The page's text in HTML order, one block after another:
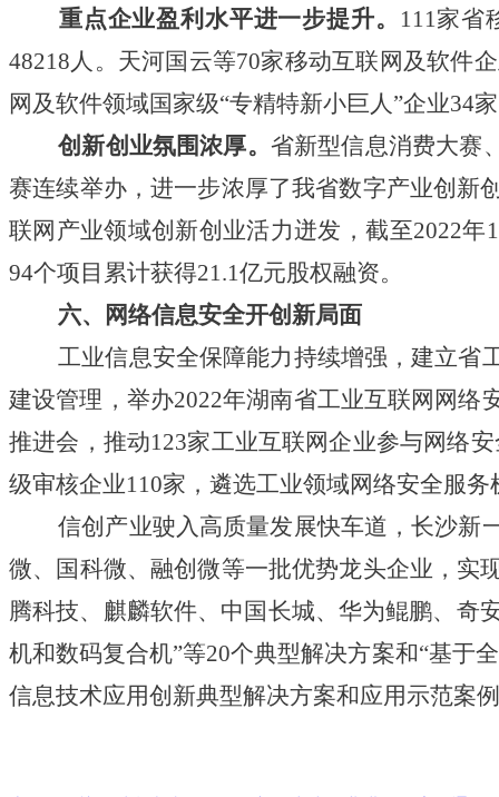
重点企业盈利水平进一步提升。
111家省
48218人。天河国云等70家移动互联网及软件
网及软件领域国家级“专精特新小巨人”企业34
创新创业氛围浓厚。 省新型信息消费大赛
赛连续举办，进一步浓厚了我省数字产业创新
联网产业领域创新创业活力迸发，截至2022年
94个项目累计获得21.1亿元股权融资。
六、网络信息安全开创新局面
工业信息安全保障能力持续增强，建立省工
建设管理，举办2022年湖南省工业互联网网
推进会，推动123家工业互联网企业参与网络
级审核企业110家，遴选工业领域网络安全服
信创产业驶入高质量发展快车道，长沙新一
微、国科微、融创微等一批优势龙头企业，实
腾科技、麒麟软件、中国长城、华为鲲鹏、奇
机和数码复合机”等20个典型解决方案和“基于
信息技术应用创新典型解决方案和应用示范案